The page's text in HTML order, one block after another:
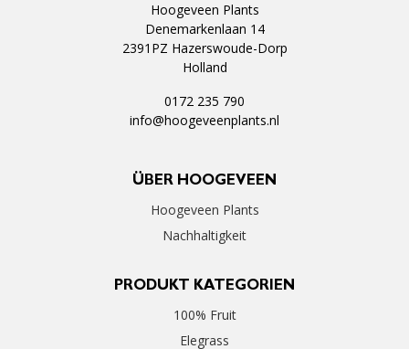
Hoogeveen Plants
Denemarkenlaan 14
2391PZ Hazerswoude-Dorp
Holland
0172 235 790
info@hoogeveenplants.nl
ÜBER HOOGEVEEN
Hoogeveen Plants
Nachhaltigkeit
PRODUKT KATEGORIEN
100% Fruit
Elegrass